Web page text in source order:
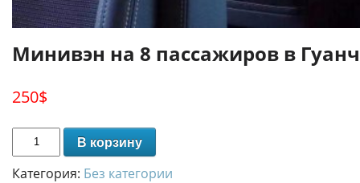
Минивэн на 8 пассажиров в
250$
В корзину
Категория: Без категории